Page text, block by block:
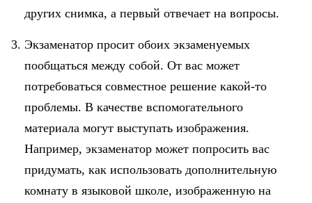
других снимка, а первый отвечает на вопросы.
Экзаменатор просит обоих экзаменуемых
пообщаться между собой. От вас может
потребоваться совместное решение какой-то
проблемы. В качестве вспомогательного
материала могут выступать изображения.
Например, экзаменатор может попросить вас
придумать, как использовать дополнительную
комнату в языковой школе, изображенную на